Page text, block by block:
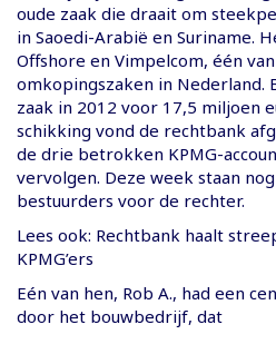
oude zaak die draait om
in Saoedi-Arabië en Suriname.
Offshore en Vimpelcom, één
omkopingszaken in Nederland.
zaak in 2012 voor 17,5 miljoen
schikking vond de rechtbank
de drie betrokken KPMG-
vervolgen. Deze week staan
bestuurders voor de rechter.
Lees ook: Rechtbank haalt
KPMG’ers
Eén van hen, Rob A., had een
door het bouwbedrijf, dat